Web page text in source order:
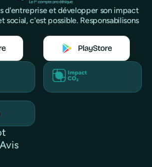
d'entreprise et développer son impact
social, c'est possible. Responsabilisons